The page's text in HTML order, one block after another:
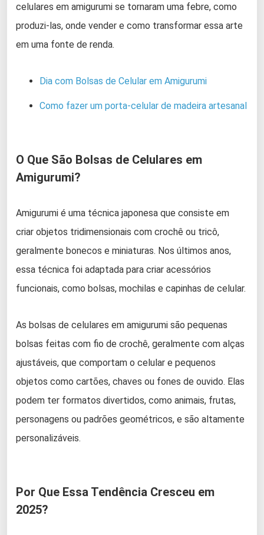
celulares em amigurumi se tornaram uma febre, como
produzi-las, onde vender e como transformar essa arte
em uma fonte de renda.
Dia com Bolsas de Celular em Amigurumi
Como fazer um porta-celular de madeira artesanal
O Que São Bolsas de Celulares em
Amigurumi?
Amigurumi é uma técnica japonesa que consiste em
criar objetos tridimensionais com crochê ou tricô,
geralmente bonecos e miniaturas. Nos últimos anos,
essa técnica foi adaptada para criar acessórios
funcionais, como bolsas, mochilas e capinhas de celular.
As bolsas de celulares em amigurumi são pequenas
bolsas feitas com fio de crochê, geralmente com alças
ajustáveis, que comportam o celular e pequenos
objetos como cartões, chaves ou fones de ouvido. Elas
podem ter formatos divertidos, como animais, frutas,
personagens ou padrões geométricos, e são altamente
personalizáveis.
Por Que Essa Tendência Cresceu em
2025?